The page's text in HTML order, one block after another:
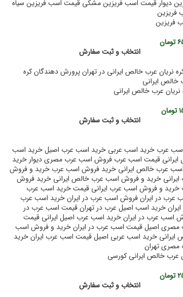
فریزین
تومان
انتخاب و ثبت سفارش
عرب خالص ایرانی
تومان
انتخاب و ثبت سفارش
عرب خالص ایرانی کورسی
تومان
انتخاب و ثبت سفارش